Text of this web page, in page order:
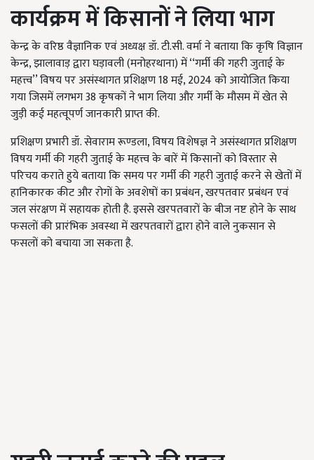
कार्यक्रम में किसानों ने लिया भाग
केन्द्र के वरिष्ठ वैज्ञानिक एवं अध्यक्ष डॉ. टी.सी. वर्मा ने बताया कि कृषि विज्ञान
केन्द्र, झालावाड़ द्वारा घड़ावली (मनोहरथाना) में ‘‘गर्मी की गहरी जुताई के
महत्त्व’’ विषय पर असंस्थागत प्रशिक्षण 18 मई, 2024 को आयोजित किया
गया जिसमें लगभग 38 कृषकों ने भाग लिया और गर्मी के मौसम में खेत से
जुड़ी कई महत्वूपर्ण जानकारी प्राप्त की.
प्रशिक्षण प्रभारी डॉ. सेवाराम रूण्डला, विषय विशेषज्ञ ने असंस्थागत प्रशिक्षण
विषय गर्मी की गहरी जुताई के महत्त्व के बारें में किसानों को विस्तार से
परिचय कराते हुये बताया कि समय पर गर्मी की गहरी जुताई करने से खेतों में
हानिकारक कीट और रोगों के अवशेषों का प्रबंधन, खरपतवार प्रबंधन एवं
जल संरक्षण में सहायक होती है. इससे खरपतवारों के बीज नष्ट होने के साथ
फसलों की प्रारंभिक अवस्था में खरपतवारों द्वारा होने वाले नुकसान से
फसलों को बचाया जा सकता है.